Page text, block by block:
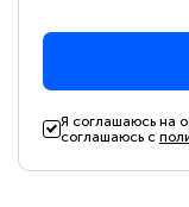
Я соглашаюсь на
соглашаюсь с